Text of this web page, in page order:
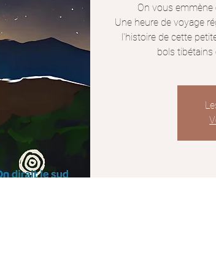
On vous emmène
Une heure de voyage
l'histoire de cette
bols tibétains